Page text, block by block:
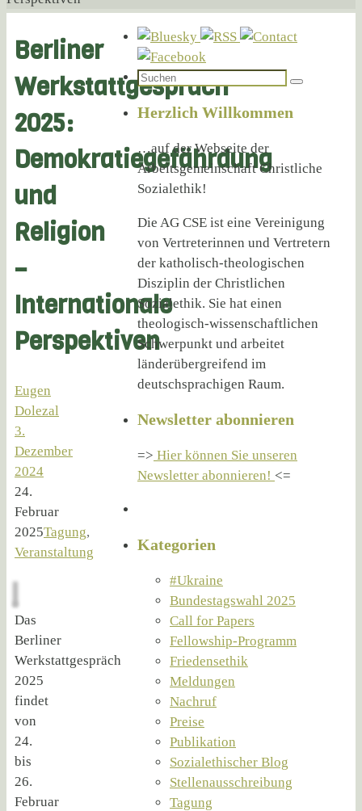
Berliner
Werkstattgespräch
2025:
Demokratiegefährdung
und
Religion
–
Internationale
Perspektiven
Eugen
Dolezal
3.
Dezember
2024
24.
Februar
2025Tagung,
Veranstaltung
Das
Berliner
Werkstattgespräch
2025
findet
von
24.
bis
26.
Februar
Suchen
nach:
Suchen
Herzlich Willkommen
…auf der Webseite der
Arbeitsgemeinschaft Christliche
Sozialethik!
Die AG CSE ist eine Vereinigung
von Vertreterinnen und Vertretern
der katholisch-theologischen
Disziplin der Christlichen
Sozialethik. Sie hat einen
theologisch-wissenschaftlichen
Schwerpunkt und arbeitet
länderübergreifend im
deutschsprachigen Raum.
Newsletter abonnieren
=> Hier können Sie unseren
Newsletter abonnieren! <=
Kategorien
#Ukraine
Bundestagswahl 2025
Call for Papers
Fellowship-Programm
Friedensethik
Meldungen
Nachruf
Preise
Publikation
Sozialethischer Blog
Stellenausschreibung
Tagung